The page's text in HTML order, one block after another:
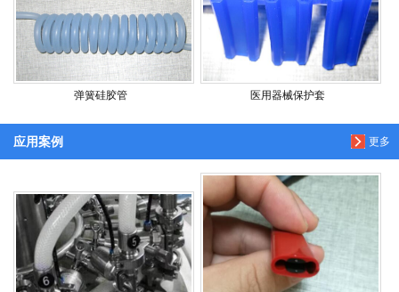
弹簧硅胶管 医用器械保护套
更多
应用案例